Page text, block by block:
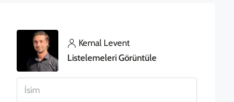
Kemal Levent
Listelemeleri Görüntüle